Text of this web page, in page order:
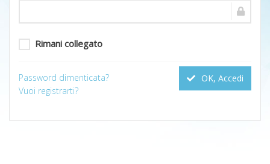
Rimani collegato
OK, Accedi
Password dimenticata?
Vuoi registrarti?